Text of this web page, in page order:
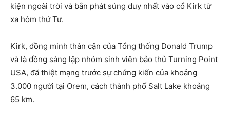
kiện ngoài trời và bắn phát súng duy nhất vào cổ Kirk từ
xa hôm thứ Tư.
Kirk, đồng minh thân cận của Tổng thống Donald Trump
và là đồng sáng lập nhóm sinh viên bảo thủ Turning Point
USA, đã thiệt mạng trước sự chứng kiến của khoảng
3.000 người tại Orem, cách thành phố Salt Lake khoảng
65 km.